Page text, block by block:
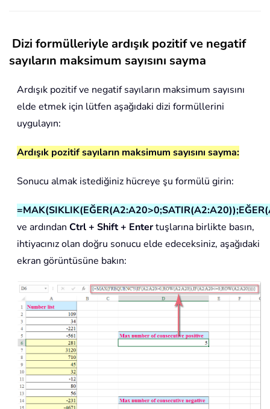
Dizi formülleriyle ardışık pozitif ve negatif
sayıların maksimum sayısını sayma
Ardışık pozitif ve negatif sayıların maksimum sayısını
elde etmek için lütfen aşağıdaki dizi formüllerini
uygulayın:
Ardışık pozitif sayıların maksimum sayısını sayma:
Sonucu almak istediğiniz hücreye şu formülü girin:
ve ardından Ctrl + Shift + Entertuşlarına birlikte basın,
ihtiyacınız olan doğru sonucu elde edeceksiniz, aşağıdaki
ekran görüntüsüne bakın: